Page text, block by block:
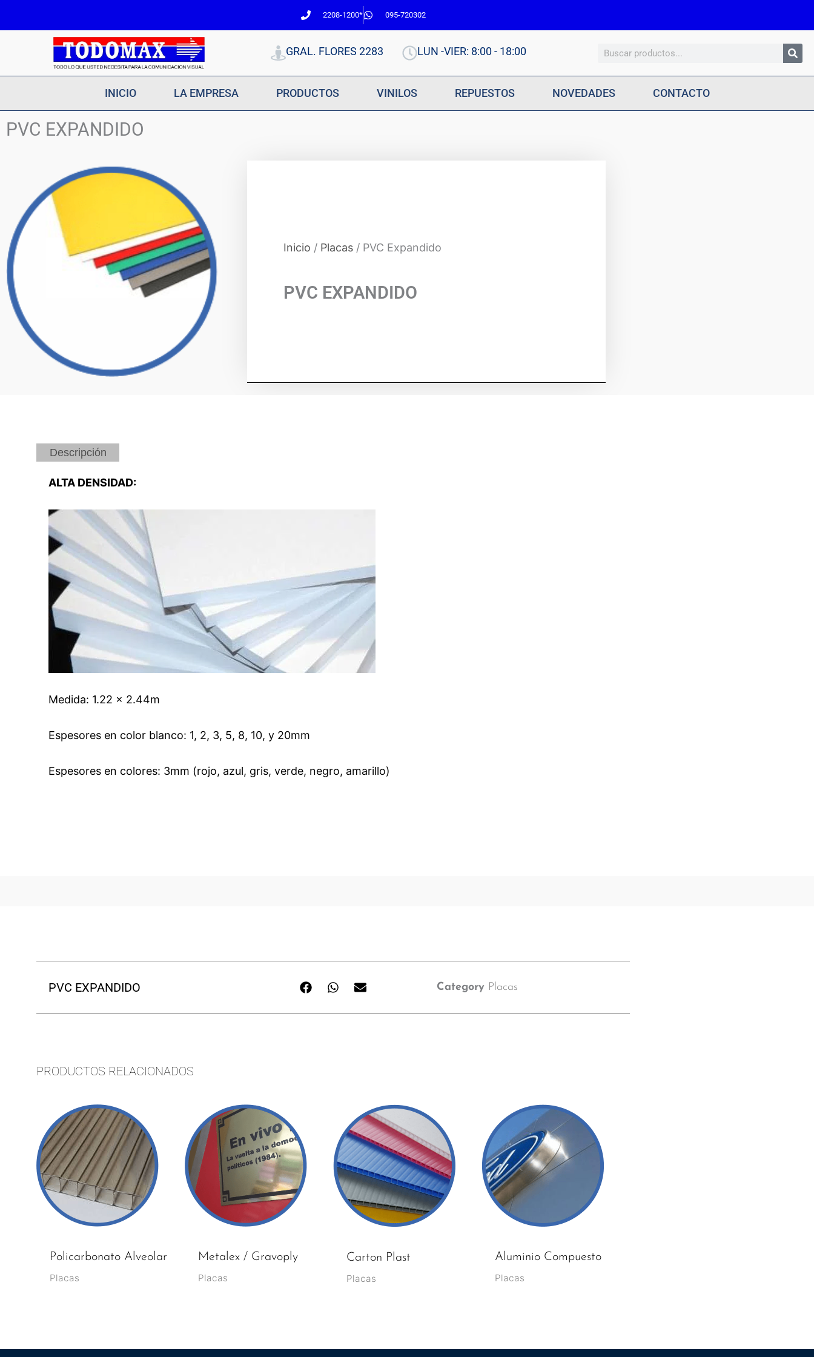
2208-1200* 095-720302
GRAL. FLORES 2283 LUN -VIER: 8:00 - 18:00 Search
INICIO LA EMPRESA PRODUCTOS VINILOS REPUESTOS NOVEDADES CONTACTO
PVC EXPANDIDO
Inicio / Placas / PVC Expandido
PVC EXPANDIDO
Descripción
ALTA DENSIDAD:
Medida: 1.22 x 2.44m
Espesores en color blanco: 1, 2, 3, 5, 8, 10, y 20mm
Espesores en colores: 3mm (rojo, azul, gris, verde, negro, amarillo)
PVC EXPANDIDO Category Placas
PRODUCTOS RELACIONADOS
Policarbonato Alveolar
Placas
Metalex / Gravoply
Placas
Carton Plast
Placas
Aluminio Compuesto
Placas